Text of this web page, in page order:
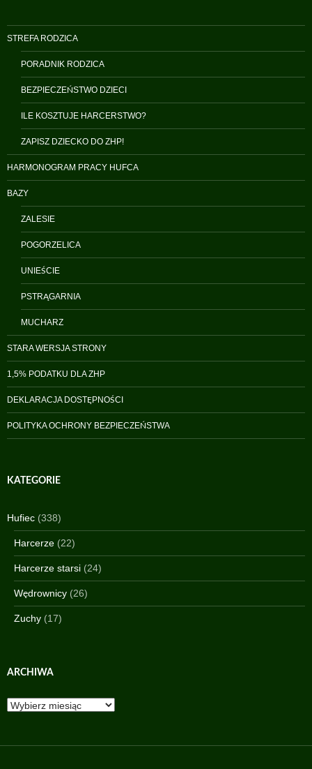
STREFA RODZICA
PORADNIK RODZICA
BEZPIECZEŃSTWO DZIECI
ILE KOSZTUJE HARCERSTWO?
ZAPISZ DZIECKO DO ZHP!
HARMONOGRAM PRACY HUFCA
BAZY
ZALESIE
POGORZELICA
UNIEŚCIE
PSTRĄGARNIA
MUCHARZ
STARA WERSJA STRONY
1,5% PODATKU DLA ZHP
DEKLARACJA DOSTĘPNOŚCI
POLITYKA OCHRONY BEZPIECZEŃSTWA
KATEGORIE
Hufiec (338)
Harcerze (22)
Harcerze starsi (24)
Wędrownicy (26)
Zuchy (17)
ARCHIWA
Archiwa